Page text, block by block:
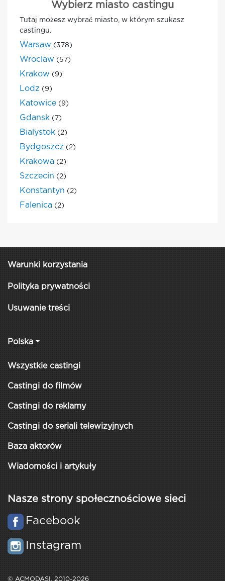
Wybierz miasto castingu
Tutaj możesz wybrać miasto, w którym szukasz
castingu.
Warsaw (378)
Wroclaw (57)
Krakow (9)
Lodz (9)
Katowice (9)
Gdansk (7)
Bialystok (2)
Bydgoszcz (2)
Krakowa (2)
Szczecin (2)
Konstantyn (2)
Falenica (2)
Warunki korzystania
Polityka prywatności
Usuwanie treści
Polska
Wszystkie castingi
Castingi do filmów
Castingi do reklamy
Castingi do seriali telewizyjnych
Baza aktorów
Wiadomości i artykuły
Nasze strony społecznościowe sieci
Facebook
Instagram
© ACMODASI, 2010-2026